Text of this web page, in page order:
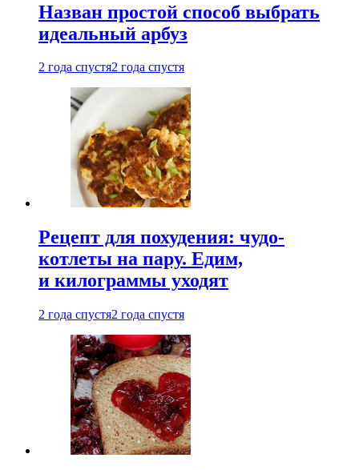
Назван простой способ выбрать
идеальный арбуз
2 года спустя2 года спустя
Рецепт для похудения: чудо-
котлеты на пару. Едим,
и килограммы уходят
2 года спустя2 года спустя